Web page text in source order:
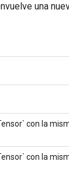
una
con la
con la